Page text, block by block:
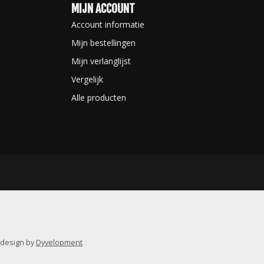
MIJN ACCOUNT
Account informatie
Mijn bestellingen
Mijn verlanglijst
Vergelijk
Alle producten
by Dyvelopment